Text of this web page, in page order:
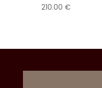
210.00 €